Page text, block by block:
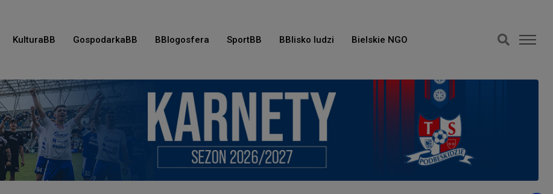
KulturaBB GospodarkaBB BBlogosfera SportBB BBlisko ludzi Bielskie NGO